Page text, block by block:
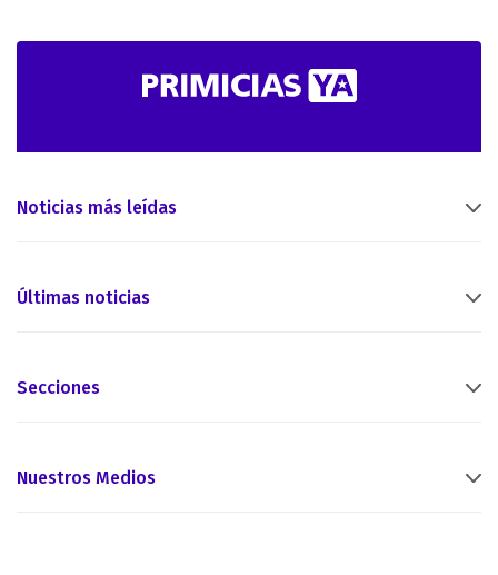
Noticias más leídas
Últimas noticias
Secciones
Nuestros Medios